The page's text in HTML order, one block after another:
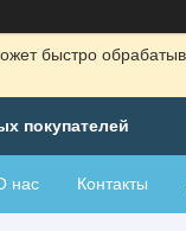
быстро
покупателей
нас Контакты